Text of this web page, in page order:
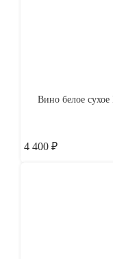
Вино белое
4 400 ₽